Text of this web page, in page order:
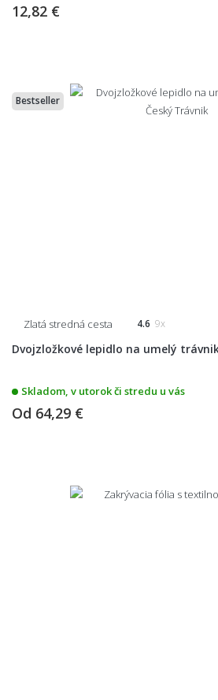
12,82 €
Bestseller
Zlatá stredná cesta 4.6 9x
Dvojzložkové lepidlo na umelý
Skladom, v utorok či stredu u vás
Od 64,29 €